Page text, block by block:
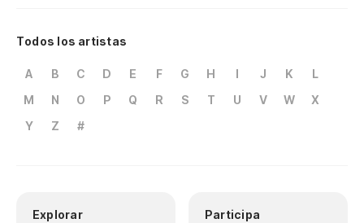
Todos los artistas
A B C D E F G H I J K
L
M
N O P Q R S T U V W
X
Y
Z #
Explorar Participa